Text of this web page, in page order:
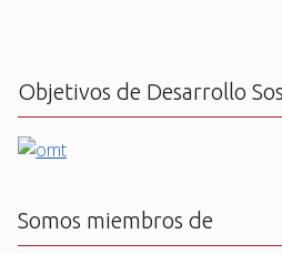
Objetivos de Desarrollo
Somos miembros de